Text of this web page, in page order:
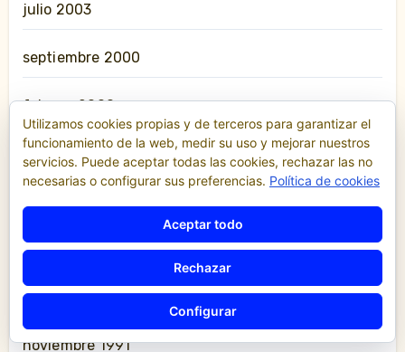
julio 2003
septiembre 2000
febrero 2000
diciembre 1999
enero 1996
febrero 1993
noviembre 1991
Utilizamos cookies propias y de terceros para garantizar el
funcionamiento de la web, medir su uso y mejorar nuestros
servicios. Puede aceptar todas las cookies, rechazar las no
necesarias o configurar sus preferencias. Política de cookies
Aceptar todo
Rechazar
Configurar